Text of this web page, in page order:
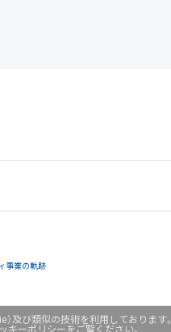
及び類似の技術を利用しております。
キーポリシーをご覧ください。
事業の軌跡